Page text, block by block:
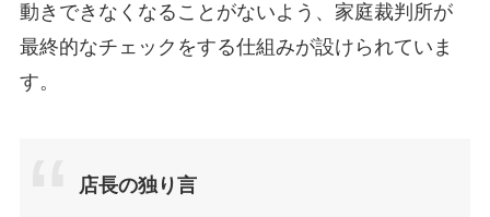
動きできなくなることがないよう、家庭裁判所が
最終的なチェックをする仕組みが設けられていま
す。
店長の独り言